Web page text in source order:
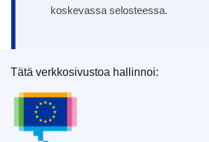
koskevassa selosteessa.
Euroopan unionin julkaisutoimisto
Tätä verkkosivustoa hallinnoi: